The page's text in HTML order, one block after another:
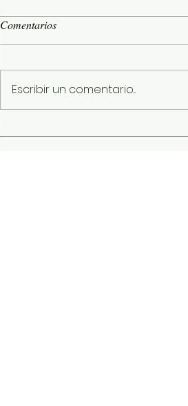
Comentarios
Escribir un comentario...